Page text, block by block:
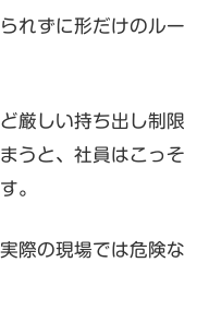
れずに形だけのルー
厳しい持ち出し制限
うと、社員はこっそ
。
際の現場では危険な